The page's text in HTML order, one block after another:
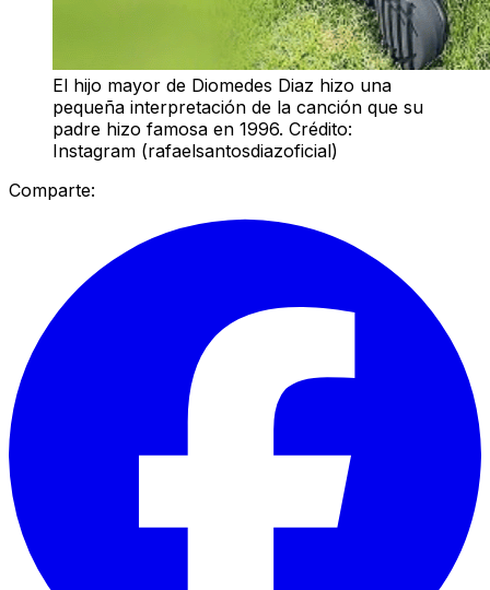
El hijo mayor de Diomedes Diaz hizo una
pequeña interpretación de la canción que su
padre hizo famosa en 1996. Crédito:
Instagram (rafaelsantosdiazoficial)
Comparte: